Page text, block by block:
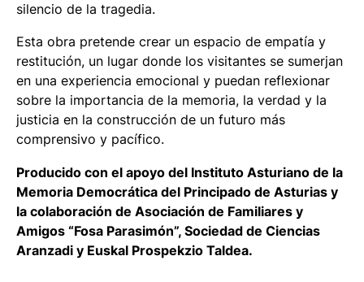
silencio de la tragedia.
Esta obra pretende crear un espacio de empatía y
restitución, un lugar donde los visitantes se sumerjan
en una experiencia emocional y puedan reflexionar
sobre la importancia de la memoria, la verdad y la
justicia en la construcción de un futuro más
comprensivo y pacífico.
Producido con el apoyo del Instituto Asturiano de la
Memoria Democrática del Principado de Asturias y
la colaboración de Asociación de Familiares y
Amigos “Fosa Parasimón”, Sociedad de Ciencias
Aranzadi y Euskal Prospekzio Taldea.